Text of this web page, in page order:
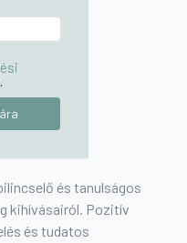
és tanulságos
kihívásairól. Pozitív
és tudatos